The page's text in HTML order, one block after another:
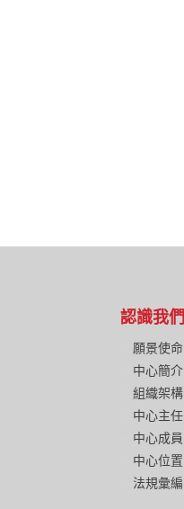
認識我們
願景使命
中心簡介
組織架構
中心主任
中心成員
中心位置
法規彙編